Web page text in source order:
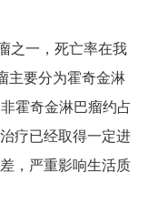
之一，死亡率在我
主要分为霍奇金淋
霍奇金淋巴瘤约占
疗已经取得一定进
，严重影响生活质